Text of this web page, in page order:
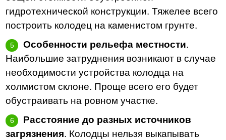
гидротехнической конструкции. Тяжелее всего
построить колодец на каменистом грунте.
Особенности рельефа местности.
Наибольшие затруднения возникают в случае
необходимости устройства колодца на
холмистом склоне. Проще всего его будет
обустраивать на ровном участке.
Расстояние до разных источников
загрязнения. Колодцы нельзя выкапывать